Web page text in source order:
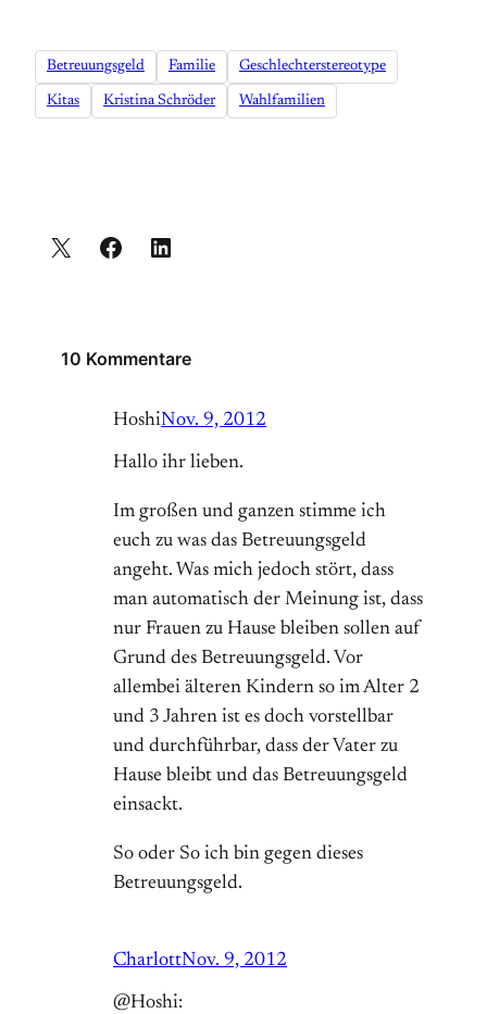
Betreuungsgeld Familie Geschlechterstereotype
Kitas Kristina Schröder Wahlfamilien
10 Kommentare
HoshiNov. 9, 2012
Hallo ihr lieben.
Im großen und ganzen stimme ich
euch zu was das Betreuungsgeld
angeht. Was mich jedoch stört, dass
man automatisch der Meinung ist, dass
nur Frauen zu Hause bleiben sollen auf
Grund des Betreuungsgeld. Vor
allembei älteren Kindern so im Alter 2
und 3 Jahren ist es doch vorstellbar
und durchführbar, dass der Vater zu
Hause bleibt und das Betreuungsgeld
einsackt.
So oder So ich bin gegen dieses
Betreuungsgeld.
CharlottNov. 9, 2012
@Hoshi: